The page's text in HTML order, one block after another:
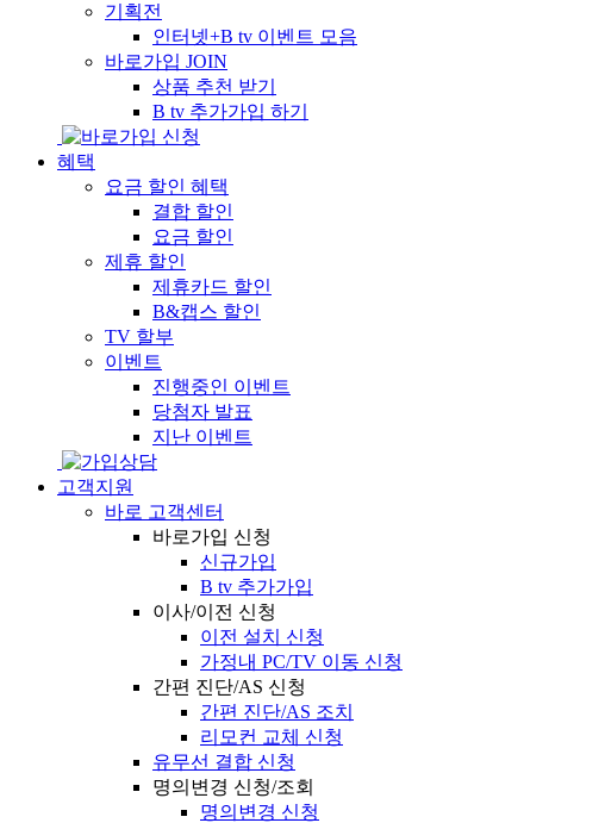
기획전
인터넷+B tv 이벤트 모음
바로가입 JOIN
상품 추천 받기
B tv 추가가입 하기
혜택
요금 할인 혜택
결합 할인
요금 할인
제휴 할인
제휴카드 할인
B&캡스 할인
TV 할부
이벤트
진행중인 이벤트
당첨자 발표
지난 이벤트
고객지원
바로 고객센터
바로가입 신청
신규가입
B tv 추가가입
이사/이전 신청
이전 설치 신청
가정내 PC/TV 이동 신청
간편 진단/AS 신청
간편 진단/AS 조치
리모컨 교체 신청
유무선 결합 신청
명의변경 신청/조회
명의변경 신청